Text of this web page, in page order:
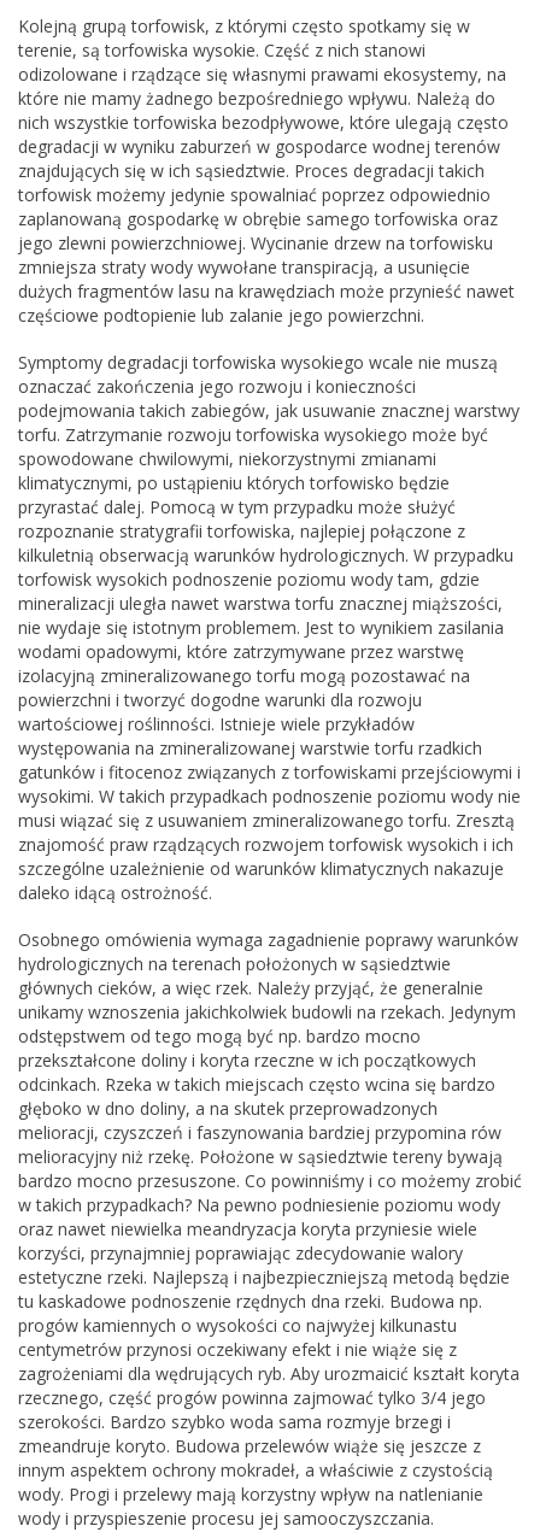
Kolejną grupą torfowisk, z którymi często spotkamy się w
terenie, są torfowiska wysokie. Część z nich stanowi
odizolowane i rządzące się własnymi prawami ekosystemy, na
które nie mamy żadnego bezpośredniego wpływu. Należą do
nich wszystkie torfowiska bezodpływowe, które ulegają często
degradacji w wyniku zaburzeń w gospodarce wodnej terenów
znajdujących się w ich sąsiedztwie. Proces degradacji takich
torfowisk możemy jedynie spowalniać poprzez odpowiednio
zaplanowaną gospodarkę w obrębie samego torfowiska oraz
jego zlewni powierzchniowej. Wycinanie drzew na torfowisku
zmniejsza straty wody wywołane transpiracją, a usunięcie
dużych fragmentów lasu na krawędziach może przynieść nawet
częściowe podtopienie lub zalanie jego powierzchni.
Symptomy degradacji torfowiska wysokiego wcale nie muszą
oznaczać zakończenia jego rozwoju i konieczności
podejmowania takich zabiegów, jak usuwanie znacznej warstwy
torfu. Zatrzymanie rozwoju torfowiska wysokiego może być
spowodowane chwilowymi, niekorzystnymi zmianami
klimatycznymi, po ustąpieniu których torfowisko będzie
przyrastać dalej. Pomocą w tym przypadku może służyć
rozpoznanie stratygrafii torfowiska, najlepiej połączone z
kilkuletnią obserwacją warunków hydrologicznych. W przypadku
torfowisk wysokich podnoszenie poziomu wody tam, gdzie
mineralizacji uległa nawet warstwa torfu znacznej miąższości,
nie wydaje się istotnym problemem. Jest to wynikiem zasilania
wodami opadowymi, które zatrzymywane przez warstwę
izolacyjną zmineralizowanego torfu mogą pozostawać na
powierzchni i tworzyć dogodne warunki dla rozwoju
wartościowej roślinności. Istnieje wiele przykładów
występowania na zmineralizowanej warstwie torfu rzadkich
gatunków i fitocenoz związanych z torfowiskami przejściowymi i
wysokimi. W takich przypadkach podnoszenie poziomu wody nie
musi wiązać się z usuwaniem zmineralizowanego torfu. Zresztą
znajomość praw rządzących rozwojem torfowisk wysokich i ich
szczególne uzależnienie od warunków klimatycznych nakazuje
daleko idącą ostrożność.
Osobnego omówienia wymaga zagadnienie poprawy warunków
hydrologicznych na terenach położonych w sąsiedztwie
głównych cieków, a więc rzek. Należy przyjąć, że generalnie
unikamy wznoszenia jakichkolwiek budowli na rzekach. Jedynym
odstępstwem od tego mogą być np. bardzo mocno
przekształcone doliny i koryta rzeczne w ich początkowych
odcinkach. Rzeka w takich miejscach często wcina się bardzo
głęboko w dno doliny, a na skutek przeprowadzonych
melioracji, czyszczeń i faszynowania bardziej przypomina rów
melioracyjny niż rzekę. Położone w sąsiedztwie tereny bywają
bardzo mocno przesuszone. Co powinniśmy i co możemy zrobić
w takich przypadkach? Na pewno podniesienie poziomu wody
oraz nawet niewielka meandryzacja koryta przyniesie wiele
korzyści, przynajmniej poprawiając zdecydowanie walory
estetyczne rzeki. Najlepszą i najbezpieczniejszą metodą będzie
tu kaskadowe podnoszenie rzędnych dna rzeki. Budowa np.
progów kamiennych o wysokości co najwyżej kilkunastu
centymetrów przynosi oczekiwany efekt i nie wiąże się z
zagrożeniami dla wędrujących ryb. Aby urozmaicić kształt koryta
rzecznego, część progów powinna zajmować tylko 3/4 jego
szerokości. Bardzo szybko woda sama rozmyje brzegi i
zmeandruje koryto. Budowa przelewów wiąże się jeszcze z
innym aspektem ochrony mokradeł, a właściwie z czystością
wody. Progi i przelewy mają korzystny wpływ na natlenianie
wody i przyspieszenie procesu jej samooczyszczania.